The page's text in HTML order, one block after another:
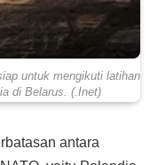
untuk mengikuti latihan
di Belarus. (.Inet)
antara